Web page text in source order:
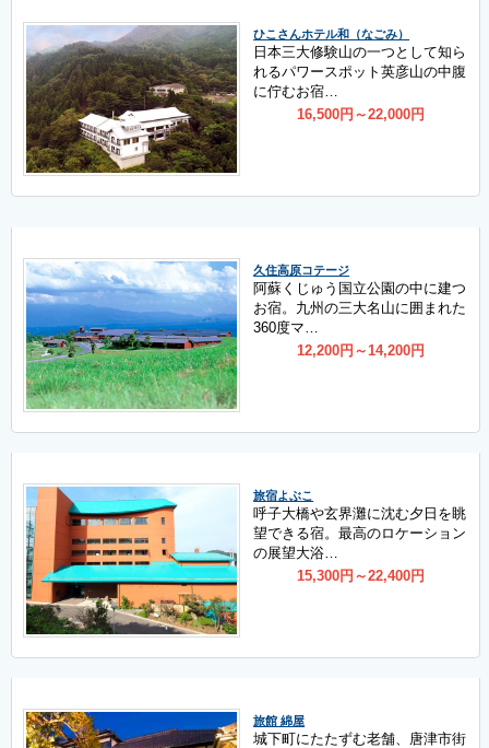
ひこさんホテル和（なごみ）
日本三大修験山の一つとして知ら
れるパワースポット英彦山の中腹
に佇むお宿…
16,500円 ～22,000円
久住高原コテージ
阿蘇くじゅう国立公園の中に建つ
お宿。九州の三大名山に囲まれた
360度マ…
12,200円 ～14,200円
旅宿よぶこ
呼子大橋や玄界灘に沈む夕日を眺
望できる宿。最高のロケーション
の展望大浴…
15,300円 ～22,400円
旅館 綿屋
城下町にたたずむ老舗、唐津市街